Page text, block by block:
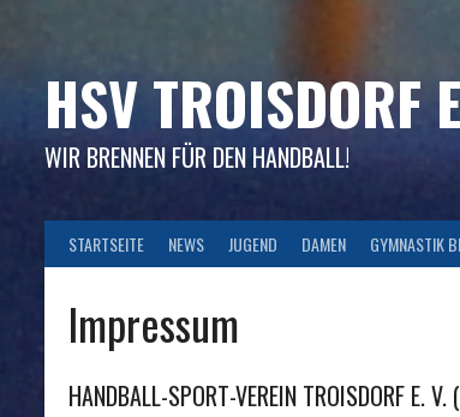
HSV TROISDORF
WIR BRENNEN FÜR DEN HANDBALL!
STARTSEITE NEWS JUGEND DAMEN GYMNASTIK
Impressum
HANDBALL-SPORT-VEREIN TROISDORF E. V.